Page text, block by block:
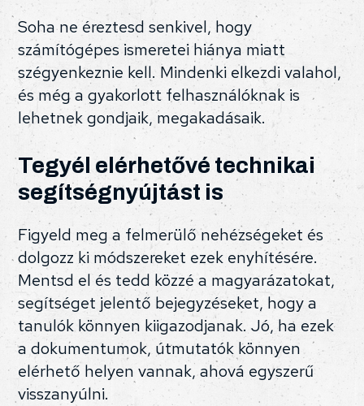
Soha ne éreztesd senkivel, hogy
számítógépes ismeretei hiánya miatt
szégyenkeznie kell. Mindenki elkezdi valahol,
és még a gyakorlott felhasználóknak is
lehetnek gondjaik, megakadásaik.
Tegyél elérhetővé technikai
segítségnyújtást is
Figyeld meg a felmerülő nehézségeket és
dolgozz ki módszereket ezek enyhítésére.
Mentsd el és tedd közzé a magyarázatokat,
segítséget jelentő bejegyzéseket, hogy a
tanulók könnyen kiigazodjanak. Jó, ha ezek
a dokumentumok, útmutatók könnyen
elérhető helyen vannak, ahová egyszerű
visszanyúlni.